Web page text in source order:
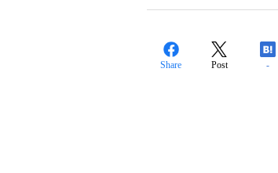
Share Post -